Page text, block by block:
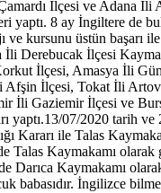
İlçesi ve Adana İli
yaptı. 8 ay İngiltere de
ve kursunu üstün başarı
Derebucak İlçesi
İlçesi, Amasya İli
Afşin İlçesi, Tokat İli
İli Gaziemir İlçesi ve
yaptı.13/07/2020 tarih ve
Kararı ile Talas
Talas Kaymakamı olarak
Darıca Kaymakamı
babasıdır. İngilizce